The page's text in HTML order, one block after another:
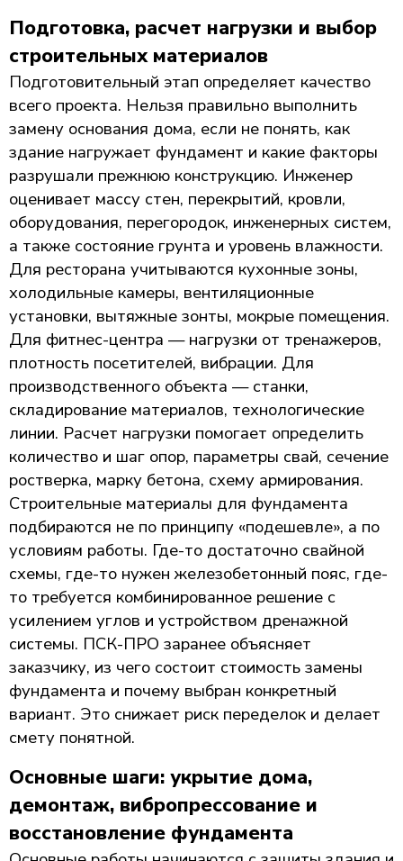
Подготовка, расчет нагрузки и выбор
строительных материалов
Подготовительный этап определяет качество
всего проекта. Нельзя правильно выполнить
замену основания дома, если не понять, как
здание нагружает фундамент и какие факторы
разрушали прежнюю конструкцию. Инженер
оценивает массу стен, перекрытий, кровли,
оборудования, перегородок, инженерных систем,
а также состояние грунта и уровень влажности.
Для ресторана учитываются кухонные зоны,
холодильные камеры, вентиляционные
установки, вытяжные зонты, мокрые помещения.
Для фитнес-центра — нагрузки от тренажеров,
плотность посетителей, вибрации. Для
производственного объекта — станки,
складирование материалов, технологические
линии. Расчет нагрузки помогает определить
количество и шаг опор, параметры свай, сечение
ростверка, марку бетона, схему армирования.
Строительные материалы для фундамента
подбираются не по принципу «подешевле», а по
условиям работы. Где-то достаточно свайной
схемы, где-то нужен железобетонный пояс, где-
то требуется комбинированное решение с
усилением углов и устройством дренажной
системы. ПСК-ПРО заранее объясняет
заказчику, из чего состоит стоимость замены
фундамента и почему выбран конкретный
вариант. Это снижает риск переделок и делает
смету понятной.
Основные шаги: укрытие дома,
демонтаж, вибропрессование и
восстановление фундамента